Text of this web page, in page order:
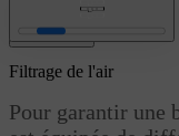
Connexion
Filtrage de l'air
Pour garantir une